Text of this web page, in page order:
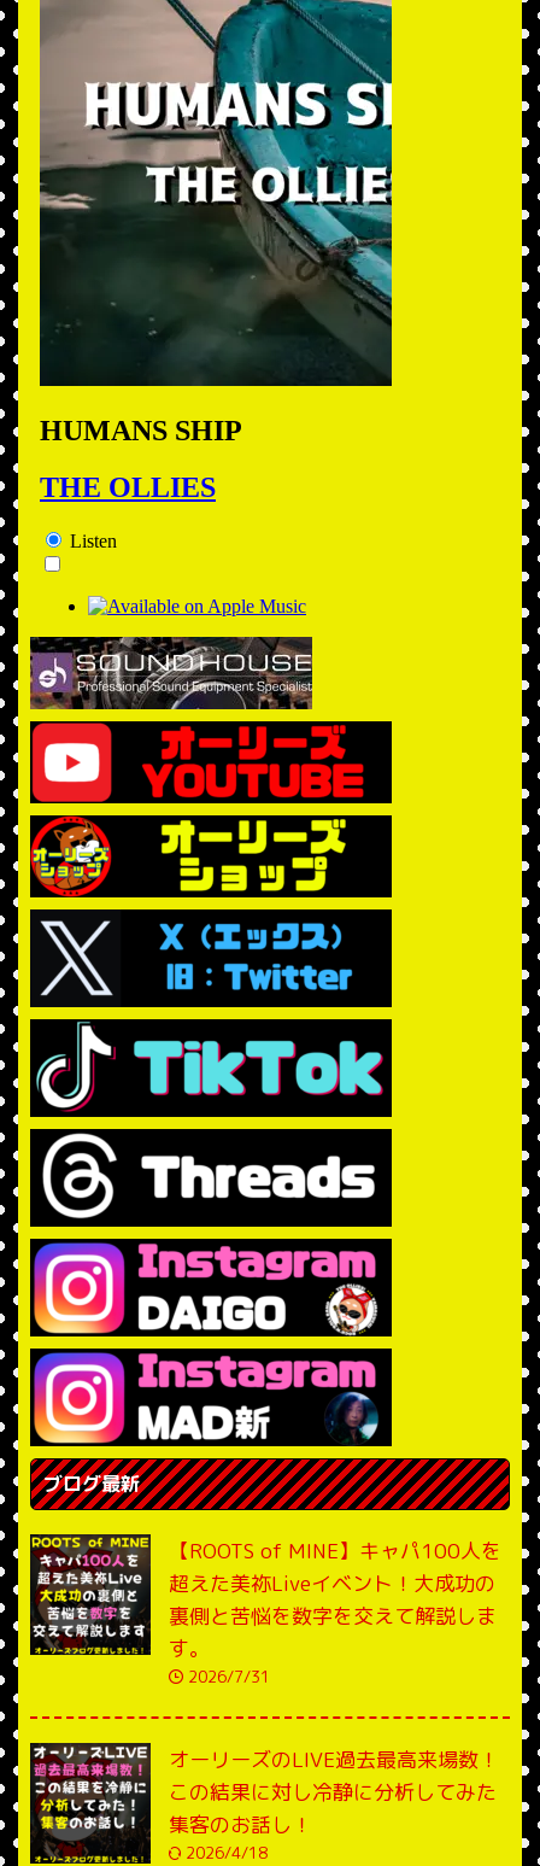
ブログ最新
【ROOTS of MINE】キャパ100人を
超えた美祢Liveイベント！大成功の
裏側と苦悩を数字を交えて解説しま
す。
2026/7/31
オーリーズのLIVE過去最高来場数！
この結果に対し冷静に分析してみた
集客のお話し！
2026/4/18